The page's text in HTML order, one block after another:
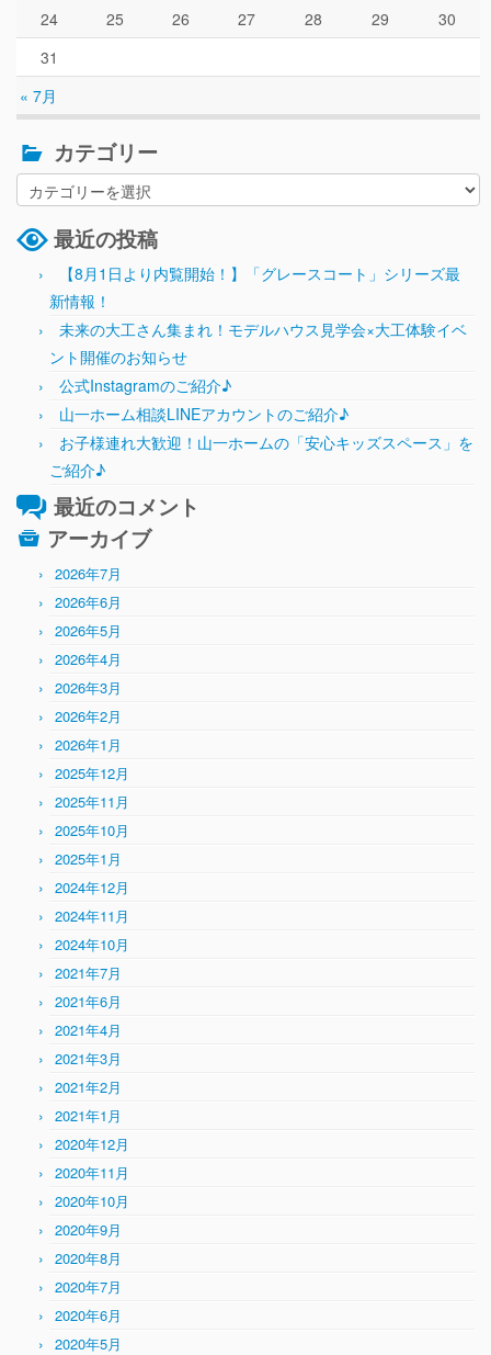
« 7月
24 25 26 27 28 29
30
31
カテゴリー
最近の投稿
【8月1日より内覧開始！】「グレースコート」シリーズ最
新情報！
未来の大工さん集まれ！モデルハウス見学会×大工体験イベ
ント開催のお知らせ
公式Instagramのご紹介♪
山一ホーム相談LINEアカウントのご紹介♪
お子様連れ大歓迎！山一ホームの「安心キッズスペース」を
ご紹介♪
最近のコメント
アーカイブ
2026年7月
2026年6月
2026年5月
2026年4月
2026年3月
2026年2月
2026年1月
2025年12月
2025年11月
2025年10月
2025年1月
2024年12月
2024年11月
2024年10月
2021年7月
2021年6月
2021年4月
2021年3月
2021年2月
2021年1月
2020年12月
2020年11月
2020年10月
2020年9月
2020年8月
2020年7月
2020年6月
2020年5月